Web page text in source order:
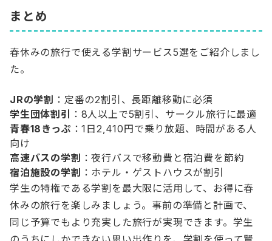
まとめ
春休みの旅行で使える学割サービス5選をご紹介しまし
た。
JRの学割 ：定番の2割引、長距離移動に必須
学生団体割引 ：8人以上で5割引、サークル旅行に最適
青春18きっぷ ：1日2,410円で乗り放題、時間がある人
向け
高速バスの学割 ：夜行バスで移動費と宿泊費を節約
宿泊施設の学割 ：ホテル・ゲストハウスが割引
学生の特権である学割を最大限に活用して、お得に春
休みの旅行を楽しみましょう。事前の準備と計画で、
同じ予算でもより充実した旅行が実現できます。学生